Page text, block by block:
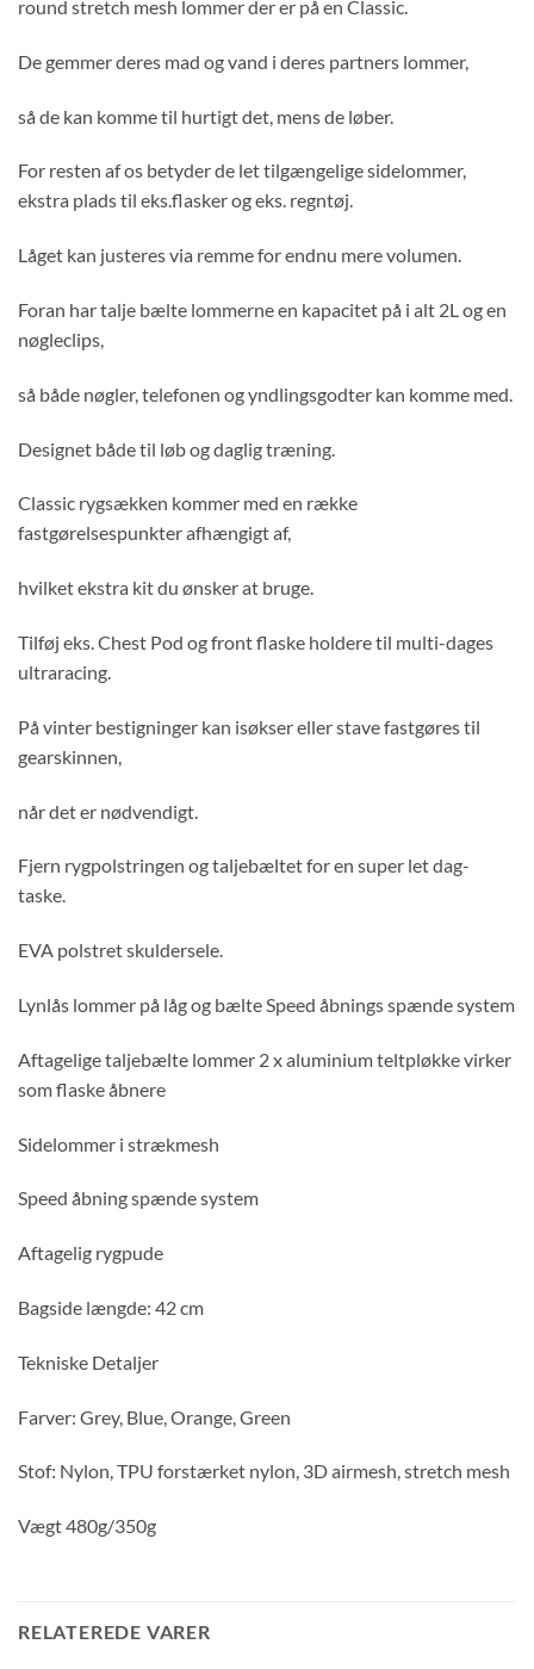
round stretch mesh lommer der er på en Classic.
De gemmer deres mad og vand i deres partners lommer,
så de kan komme til hurtigt det, mens de løber.
For resten af os betyder de let tilgængelige sidelommer,
ekstra plads til eks.flasker og eks. regntøj.
Låget kan justeres via remme for endnu mere volumen.
Foran har talje bælte lommerne en kapacitet på i alt 2L og en
nøgleclips,
så både nøgler, telefonen og yndlingsgodter kan komme med.
Designet både til løb og daglig træning.
Classic rygsækken kommer med en række
fastgørelsespunkter afhængigt af,
hvilket ekstra kit du ønsker at bruge.
Tilføj eks. Chest Pod og front flaske holdere til multi-dages
ultraracing.
På vinter bestigninger kan isøkser eller stave fastgøres til
gearskinnen,
når det er nødvendigt.
Fjern rygpolstringen og taljebæltet for en super let dag-
taske.
EVA polstret skuldersele.
Lynlås lommer på låg og bælte Speed åbnings spænde system
Aftagelige taljebælte lommer 2 x aluminium teltpløkke virker
som flaske åbnere
Sidelommer i strækmesh
Speed åbning spænde system
Aftagelig rygpude
Bagside længde: 42 cm
Tekniske Detaljer
Farver: Grey, Blue, Orange, Green
Stof: Nylon, TPU forstærket nylon, 3D airmesh, stretch mesh
Vægt 480g/350g
RELATEREDE VARER